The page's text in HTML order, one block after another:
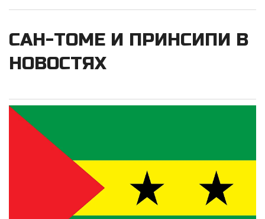
САН-ТОМЕ И ПРИНСИПИ В
НОВОСТЯХ